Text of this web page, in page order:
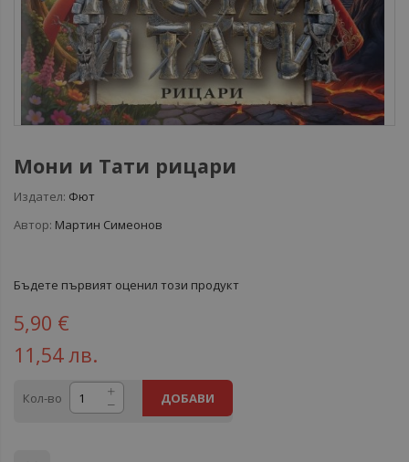
Мони и Тати рицари
Издател: Фют
Автор: Мартин Симеонов
Бъдете първият оценил този продукт
5,90 €
11,54 лв.
Кол-во ДОБАВИ